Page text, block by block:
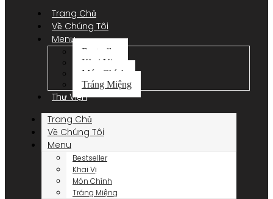
Trang Chủ
Về Chúng Tôi
Menu
Bestseller
Khai Vị
Món Chính
Tráng Miệng
Thư Viện
Trang Chủ
Về Chúng Tôi
Menu
Bestseller
Khai Vị
Món Chính
Tráng Miệng